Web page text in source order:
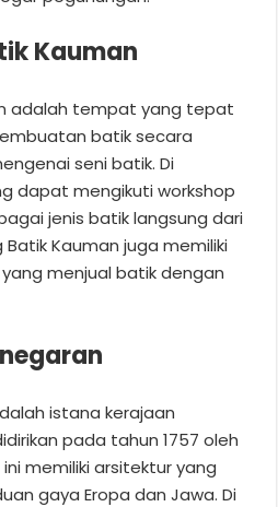
Kauman
adalah tempat yang tepat
batik secara
seni batik. Di
dapat mengikuti workshop
jenis batik langsung dari
Kauman juga memiliki
menjual batik dengan
istana kerajaan
pada tahun 1757 oleh
memiliki arsitektur yang
gaya Eropa dan Jawa. Di